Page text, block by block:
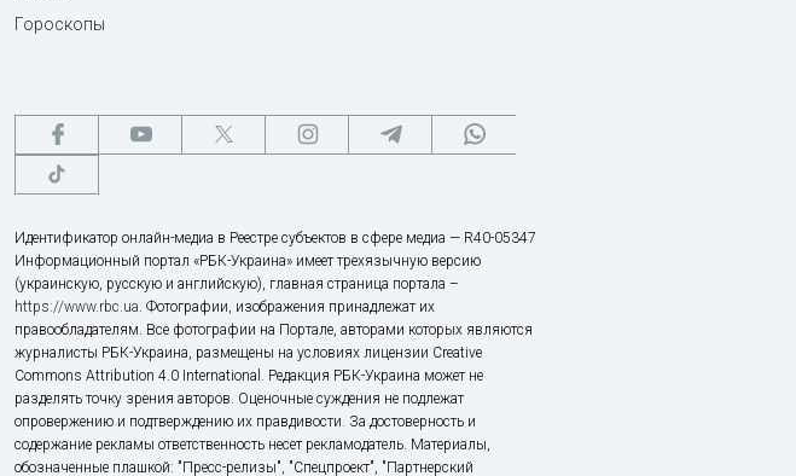
Гороскопы
Идентификатор онлайн-медиа в Реестре субъектов в сфере медиа — R40-05347
Информационный портал «РБК-Украина» имеет трехязычную версию
(украинскую, русскую и английскую), главная страница портала –
https://www.rbc.ua. Фотографии, изображения принадлежат их
правообладателям. Все фотографии на Портале, авторами которых являются
журналисты РБК-Украина, размещены на условиях лицензии Creative
Commons Attribution 4.0 International. Редакция РБК-Украина может не
разделять точку зрения авторов. Оценочные суждения не подлежат
опровержению и подтверждению их правдивости. За достоверность и
содержание рекламы ответственность несет рекламодатель. Материалы,
обозначенные плашкой: "Пресс-релизы", "Спецпроект", "Партнерский